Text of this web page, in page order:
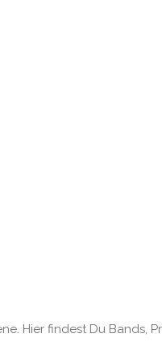
Hier findest Du Bands,